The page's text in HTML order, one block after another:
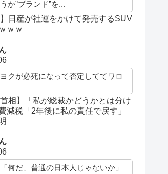
か”ブランド”を...
】日産が社運をかけて発売するSUV
ｗｗ
クが必死になって否定しててワロ
首相】「私が総裁かどうかとは分け
税「2年後に私の責任で戻す」
何だ、普通の日本人じゃないか」